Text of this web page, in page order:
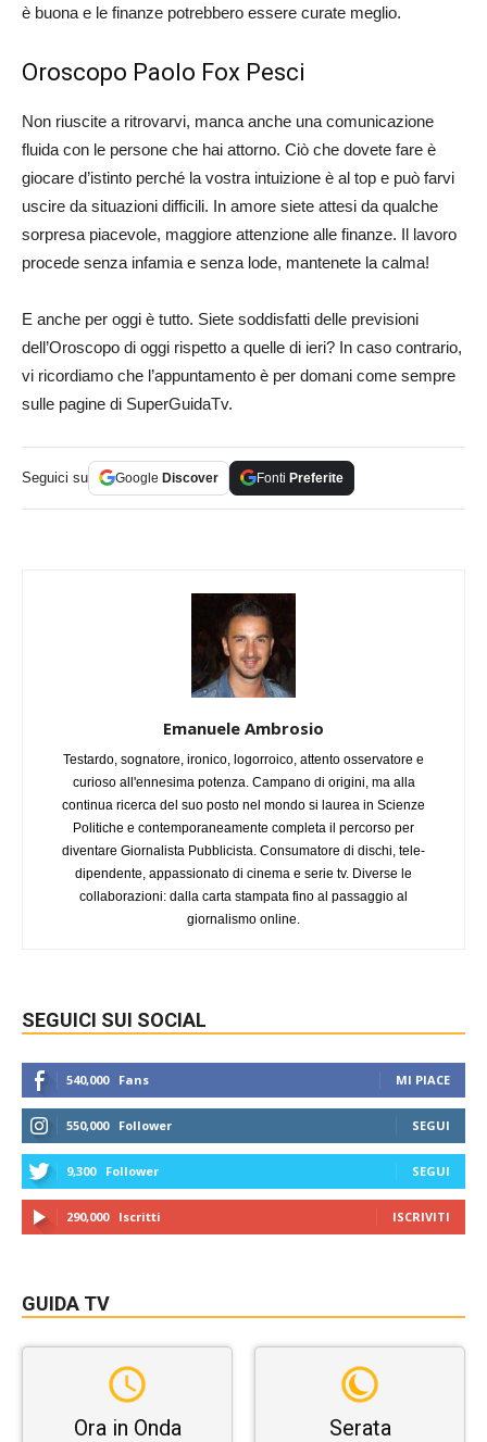
è buona e le finanze potrebbero essere curate meglio.
Oroscopo Paolo Fox Pesci
Non riuscite a ritrovarvi, manca anche una comunicazione
fluida con le persone che hai attorno. Ciò che dovete fare è
giocare d’istinto perché la vostra intuizione è al top e può farvi
uscire da situazioni difficili. In amore siete attesi da qualche
sorpresa piacevole, maggiore attenzione alle finanze. Il lavoro
procede senza infamia e senza lode, mantenete la calma!
E anche per oggi è tutto. Siete soddisfatti delle previsioni
dell’Oroscopo di oggi rispetto a quelle di ieri? In caso contrario,
vi ricordiamo che l’appuntamento è per domani come sempre
sulle pagine di SuperGuidaTv.
Seguici su Google Discover Fonti Preferite
Emanuele Ambrosio
Testardo, sognatore, ironico, logorroico, attento osservatore e
curioso all'ennesima potenza. Campano di origini, ma alla
continua ricerca del suo posto nel mondo si laurea in Scienze
Politiche e contemporaneamente completa il percorso per
diventare Giornalista Pubblicista. Consumatore di dischi, tele-
dipendente, appassionato di cinema e serie tv. Diverse le
collaborazioni: dalla carta stampata fino al passaggio al
giornalismo online.
SEGUICI SUI SOCIAL
540,000 Fans MI PIACE
550,000 Follower SEGUI
9,300 Follower SEGUI
290,000 Iscritti ISCRIVITI
GUIDA TV
Ora in Onda Serata